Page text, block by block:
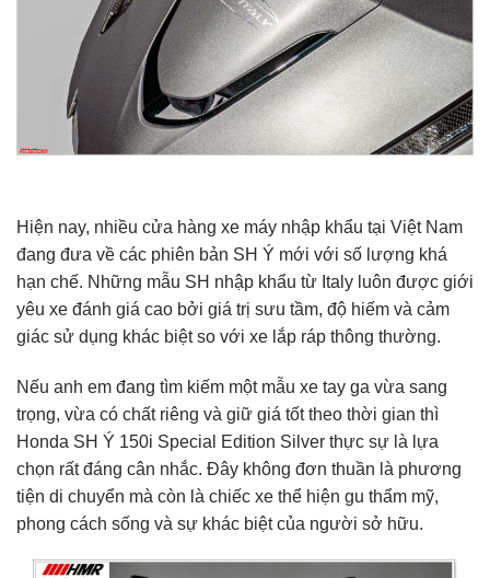
Hiện nay, nhiều cửa hàng xe máy nhập khẩu tại Việt Nam
đang đưa về các phiên bản SH Ý mới với số lượng khá
hạn chế. Những mẫu SH nhập khẩu từ Italy luôn được giới
yêu xe đánh giá cao bởi giá trị sưu tầm, độ hiếm và cảm
giác sử dụng khác biệt so với xe lắp ráp thông thường.
Nếu anh em đang tìm kiếm một mẫu xe tay ga vừa sang
trọng, vừa có chất riêng và giữ giá tốt theo thời gian thì
Honda SH Ý 150i Special Edition Silver thực sự là lựa
chọn rất đáng cân nhắc. Đây không đơn thuần là phương
tiện di chuyển mà còn là chiếc xe thể hiện gu thẩm mỹ,
phong cách sống và sự khác biệt của người sở hữu.